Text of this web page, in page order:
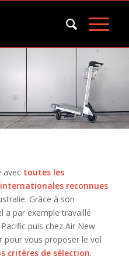
avec toutes les
reconnues
Grâce à son
a par exemple travaillé
puis chez Air New
pour vous proposer le vol
critères de sélection.